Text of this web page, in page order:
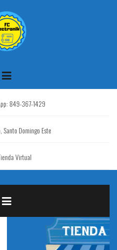
849-367-1429
Santo Domingo Este
Virtual